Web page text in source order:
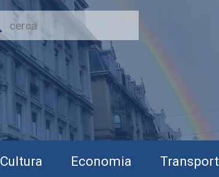
Cultura Economia Transport